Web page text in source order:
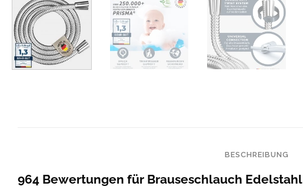
BESCHREIBUNG
964 Bewertungen für Brauseschlauch Edelstahl